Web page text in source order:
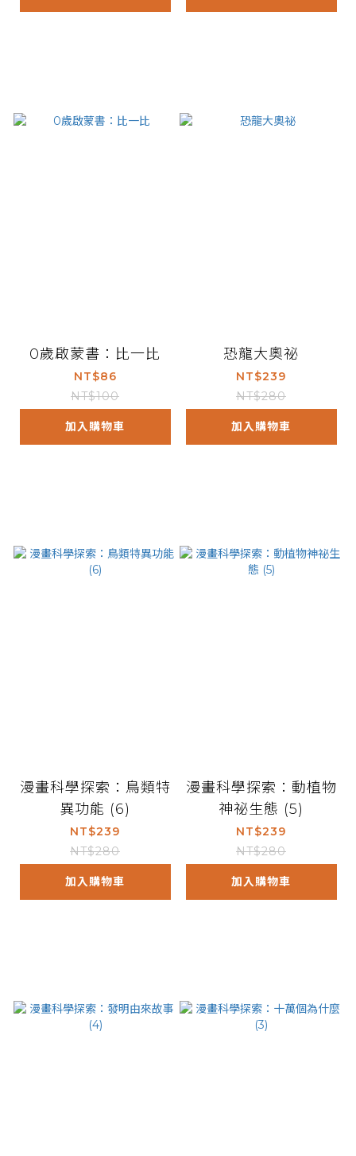
0歲啟蒙書：比一比
NT$86
NT$100
加入購物車
恐龍大奧祕
NT$239
NT$280
加入購物車
漫畫科學探索：鳥類特
異功能 (6)
NT$239
NT$280
加入購物車
漫畫科學探索：動植物
神祕生態 (5)
NT$239
NT$280
加入購物車